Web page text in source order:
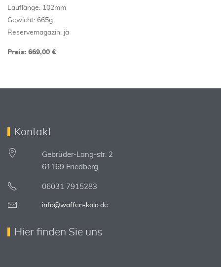
Lauflänge: 102mm
Gewicht: 665g
Reservemagazin: ja
Preis: 669,00 €
Kontakt
Gebrüder-Lang-str. 2
61169 Friedberg
06031 7915283
info@waffen-kolo.de
Hier finden Sie uns